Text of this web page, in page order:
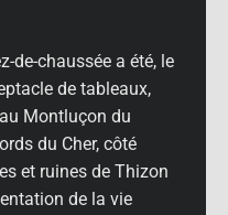
de-chaussée a été, le
de tableaux,
Montluçon du
du Cher, côté
et ruines de Thizon
de la vie